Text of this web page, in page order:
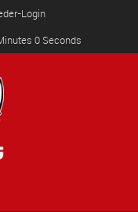
Login
0 Seconds